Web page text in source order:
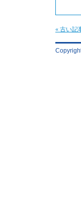
« 古い記